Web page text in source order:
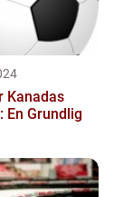
Kanadas
En Grundlig